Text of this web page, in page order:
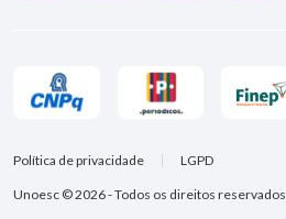
Unoesc © 2026 - Todos os direitos reservados
Política de privacidade LGPD